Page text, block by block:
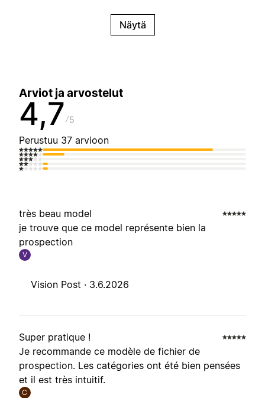
Näytä
Arviot ja arvostelut
4,7 5
Perustuu 37 arvioon
très beau model
je trouve que ce model représente bien la
prospection
V
Vision Post · 3.6.2026
Super pratique !
Je recommande ce modèle de fichier de
prospection. Les catégories ont été bien pensées
et il est très intuitif.
C